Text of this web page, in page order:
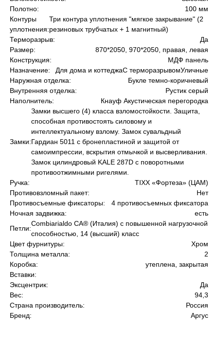
Полотно:
100 мм
Контуры
уплотнения:
Три контура уплотнения "мягкое закрывание" (2
резиновых трубчатых + 1 магнитный)
Терморазрыв:
Да
Размер:
870*2050, 970*2050, правая, левая
Конструкция:
МДФ панель
Назначение:
Для дома и коттеджаС терморазрывомУличные
Наружная отделка:
Букле темно-коричневый
Внутренняя отделка:
Рустик серый
Наполнитель:
Кнауф Акустическая перегородка
Замки:
Замки высшего (4) класса взломостойкости. Защита,
способная противостоять силовому и
интеллектуальному взлому. Замок сувальдный
Гардиан 5011 с бронепластиной и защитой от
самоимпрессии, вскрытия отмычкой и высверливания.
Замок цилиндровый KALE 287D с поворотными
противоотжимными ригелями.
Ручка:
TIXX «Фортеза» (ЦАМ)
Противовзломный пакет:
Нет
Противосъемные фиксаторы:
4 противосъемных фиксатора
Ночная задвижка:
есть
Петли:
Сombiarialdo СА® (Италия) с повышенной нагрузочной
способностью, 14 (высший) класс
Цвет фурнитуры:
Хром
Толщина металла:
2
Коробка:
утеплена, закрытая
Вставки:
Эксцентрик:
Да
Вес:
94,3
Страна производитель:
Россия
Бренд:
Аргус